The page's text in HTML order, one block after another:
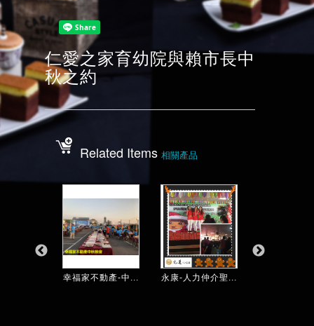
仁愛之家育幼院與賴市長中
秋之約
Related Items 相關產品
幸福家不動產-中... 永康-人力仲介聖...